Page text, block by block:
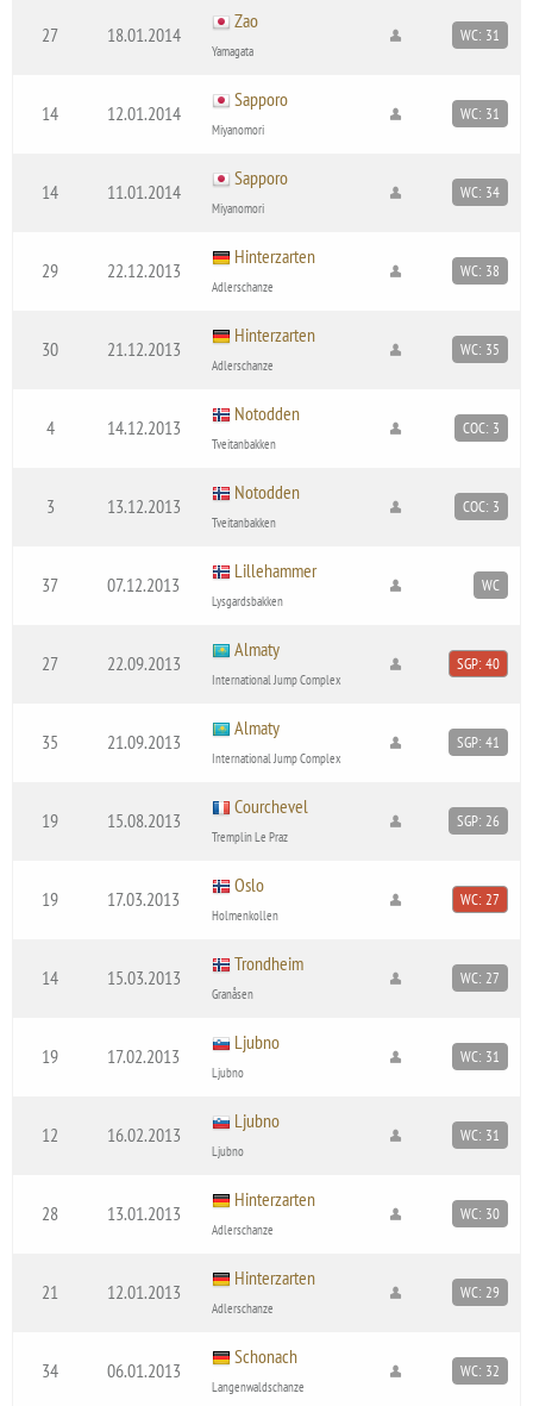
27 18.01.2014
Zao
Yamagata
WC: 31
14 12.01.2014
Sapporo
Miyanomori
WC: 31
14 11.01.2014
Sapporo
Miyanomori
WC: 34
29 22.12.2013
Hinterzarten
Adlerschanze
WC: 38
30 21.12.2013
Hinterzarten
Adlerschanze
WC: 35
4 14.12.2013
Notodden
Tveitanbakken
COC: 3
3 13.12.2013
Notodden
Tveitanbakken
COC: 3
37 07.12.2013
Lillehammer
Lysgardsbakken
WC
27 22.09.2013
Almaty
International Jump Complex
SGP: 40
35 21.09.2013
Almaty
International Jump Complex
SGP: 41
19 15.08.2013
Courchevel
Tremplin Le Praz
SGP: 26
19 17.03.2013
Oslo
Holmenkollen
WC: 27
14 15.03.2013
Trondheim
Granåsen
WC: 27
19 17.02.2013
Ljubno
Ljubno
WC: 31
12 16.02.2013
Ljubno
Ljubno
WC: 31
28 13.01.2013
Hinterzarten
Adlerschanze
WC: 30
21 12.01.2013
Hinterzarten
Adlerschanze
WC: 29
34 06.01.2013
Schonach
Langenwaldschanze
WC: 32